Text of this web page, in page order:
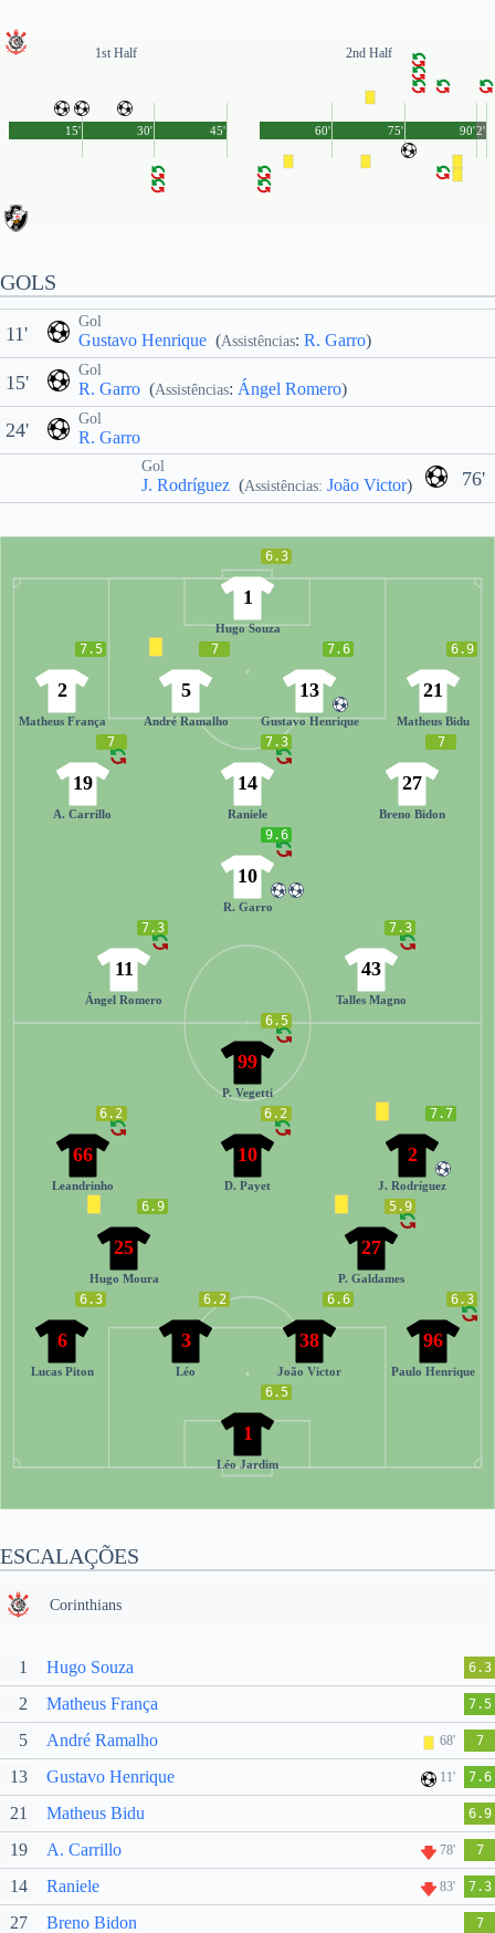
1st Half
45'
15' 30'
2nd Half
90'
60' 75' 2'
GOLS
Gol
Gustavo Henrique (Assistências: R. Garro)
11'
Gol
R. Garro (Assistências: Ángel Romero)
15'
Gol
R. Garro
24'
76'
Gol
J. Rodríguez (Assistências: João Victor)
6.3
1
Hugo Souza
6.9
21
Matheus Bidu
7.6
13
Gustavo Henrique
7
5
André Ramalho
7.5
2
Matheus França
7
27
Breno Bidon
7.3
14
Raniele
7
19
A. Carrillo
9.6
10
R. Garro
7.3
43
Talles Magno
7.3
11
Ángel Romero
6.5
1
Léo Jardim
6.3
6
Lucas Piton
6.2
3
Léo
6.6
38
João Victor
6.3
96
Paulo Henrique
6.9
25
Hugo Moura
5.9
27
P. Galdames
6.2
66
Leandrinho
6.2
10
D. Payet
7.7
2
J. Rodríguez
6.5
99
P. Vegetti
ESCALAÇÕES
Corinthians
1 Hugo Souza 6.3
2 Matheus França 7.5
5 André Ramalho 68' 7
13 Gustavo Henrique 11' 7.6
21 Matheus Bidu 6.9
19 A. Carrillo 78' 7
14 Raniele 83' 7.3
27 Breno Bidon 7